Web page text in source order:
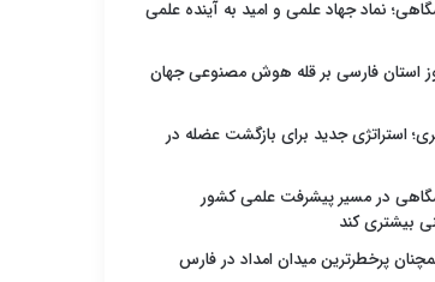
نماد جهاد علمی و امید به آینده علمی
استان فارسی بر قله هوش مصنوعی جهان
استراتژی جدید برای بازگشت عضله در
در مسیر پیشرفت علمی کشور
بیشتری کند
پرخطرترین میدان امداد در فارس